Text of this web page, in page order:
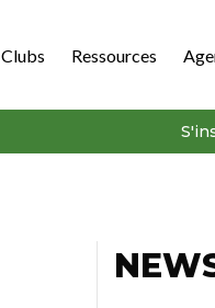
Clubs Ressources